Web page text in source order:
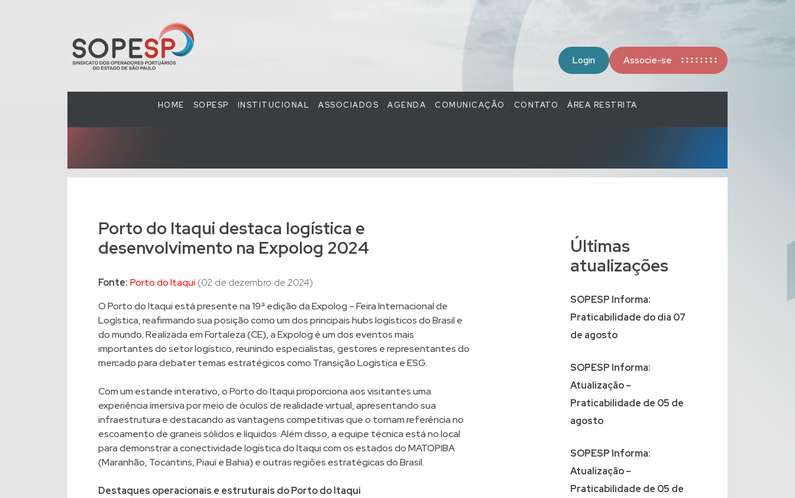
Login Associe-se
HOME SOPESP INSTITUCIONAL ASSOCIADOS AGENDA COMUNICAÇÃO CONTATO ÁREA RESTRITA
Porto do Itaqui destaca logística e
desenvolvimento na Expolog 2024
Fonte: Porto do Itaqui (02 de dezembro de 2024)
O Porto do Itaqui está presente na 19ª edição da Expolog – Feira Internacional de
Logística, reafirmando sua posição como um dos principais hubs logísticos do Brasil e
do mundo. Realizada em Fortaleza (CE), a Expolog é um dos eventos mais
importantes do setor logístico, reunindo especialistas, gestores e representantes do
mercado para debater temas estratégicos como Transição Logística e ESG.
Com um estande interativo, o Porto do Itaqui proporciona aos visitantes uma
experiência imersiva por meio de óculos de realidade virtual, apresentando sua
infraestrutura e destacando as vantagens competitivas que o tornam referência no
escoamento de graneis sólidos e líquidos. Além disso, a equipe técnica está no local
para demonstrar a conectividade logística do Itaqui com os estados do MATOPIBA
(Maranhão, Tocantins, Piauí e Bahia) e outras regiões estratégicas do Brasil.
Destaques operacionais e estruturais do Porto do Itaqui
Últimas
atualizações
SOPESP Informa:
Praticabilidade do dia 07
de agosto
SOPESP Informa:
Atualização –
Praticabilidade de 05 de
agosto
SOPESP Informa:
Atualização –
Praticabilidade de 05 de